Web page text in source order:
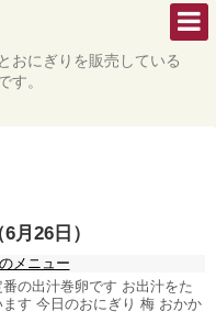
おにぎりを販売している
す。
月26日）
メニュー
の出汁巻卵です お出汁をた
す 今日のおにぎり 梅 おかか